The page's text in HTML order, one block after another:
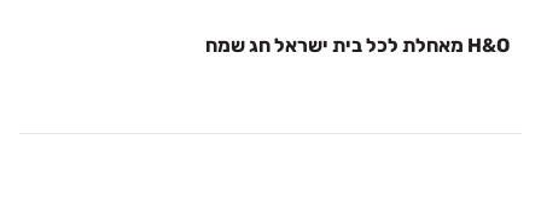
H&O מאחלת לכל בית ישראל חג שמח